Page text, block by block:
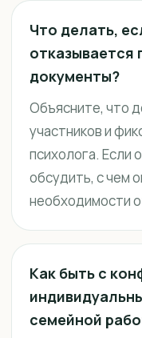
Что делать,
отказывается
документы?
Объясните, что
участников и
психолога. Если
обсудить, с чем
необходимости
Как быть с
семейной